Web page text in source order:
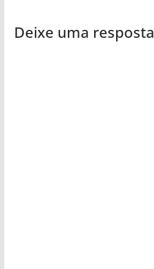
Deixe uma resposta